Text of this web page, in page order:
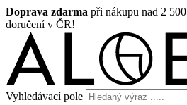
Doprava zdarma při nákupu nad 2
doručení v ČR!
Vyhledávací pole